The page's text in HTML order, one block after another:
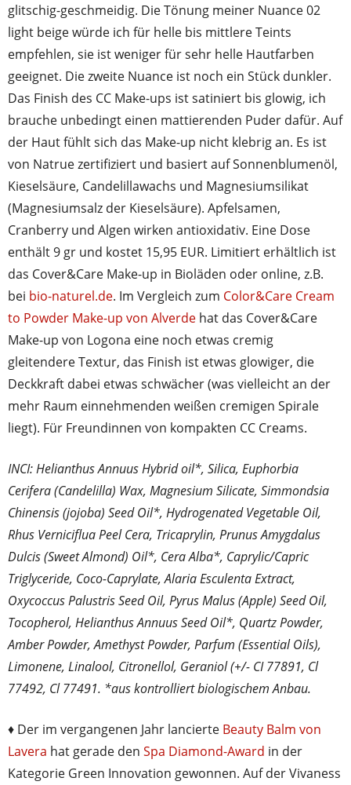
glitschig-geschmeidig. Die Tönung meiner Nuance 02
light beige würde ich für helle bis mittlere Teints
empfehlen, sie ist weniger für sehr helle Hautfarben
geeignet. Die zweite Nuance ist noch ein Stück dunkler.
Das Finish des CC Make-ups ist satiniert bis glowig, ich
brauche unbedingt einen mattierenden Puder dafür. Auf
der Haut fühlt sich das Make-up nicht klebrig an. Es ist
von Natrue zertifiziert und basiert auf Sonnenblumenöl,
Kieselsäure, Candelillawachs und Magnesiumsilikat
(Magnesiumsalz der Kieselsäure). Apfelsamen,
Cranberry und Algen wirken antioxidativ. Eine Dose
enthält 9 gr und kostet 15,95 EUR. Limitiert erhältlich ist
das Cover&Care Make-up in Bioläden oder online, z.B.
bei bio-naturel.de. Im Vergleich zum Color&Care Cream
to Powder Make-up von Alverde hat das Cover&Care
Make-up von Logona eine noch etwas cremig
gleitendere Textur, das Finish ist etwas glowiger, die
Deckkraft dabei etwas schwächer (was vielleicht an der
mehr Raum einnehmenden weißen cremigen Spirale
liegt). Für Freundinnen von kompakten CC Creams.
INCI: Helianthus Annuus Hybrid oil*, Silica, Euphorbia
Cerifera (Candelilla) Wax, Magnesium Silicate, Simmondsia
Chinensis (jojoba) Seed Oil*, Hydrogenated Vegetable Oil,
Rhus Verniciflua Peel Cera, Tricaprylin, Prunus Amygdalus
Dulcis (Sweet Almond) Oil*, Cera Alba*, Caprylic/Capric
Triglyceride, Coco-Caprylate, Alaria Esculenta Extract,
Oxycoccus Palustris Seed Oil, Pyrus Malus (Apple) Seed Oil,
Tocopherol, Helianthus Annuus Seed Oil*, Quartz Powder,
Amber Powder, Amethyst Powder, Parfum (Essential Oils),
Limonene, Linalool, Citronellol, Geraniol (+/- CI 77891, Cl
77492, Cl 77491. *aus kontrolliert biologischem Anbau.
♦ Der im vergangenen Jahr lancierte Beauty Balm von
Lavera hat gerade den Spa Diamond-Award in der
Kategorie Green Innovation gewonnen. Auf der Vivaness